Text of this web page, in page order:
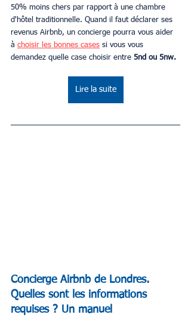
50% moins chers par rapport à une chambre
d'hôtel traditionnelle. Quand il faut déclarer ses
revenus Airbnb, un concierge pourra vous aider
à choisir les bonnes cases si vous vous
demandez quelle case choisir entre 5nd ou 5nw.
Lire la suite
Concierge Airbnb de Londres.
Quelles sont les informations
requises ? Un manuel